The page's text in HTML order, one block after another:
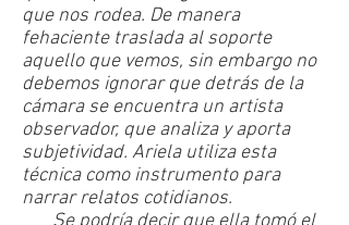
que nos rodea. De manera
fehaciente traslada al soporte
aquello que vemos, sin embargo no
debemos ignorar que detrás de la
cámara se encuentra un artista
observador, que analiza y aporta
subjetividad. Ariela utiliza esta
técnica como instrumento para
narrar relatos cotidianos.